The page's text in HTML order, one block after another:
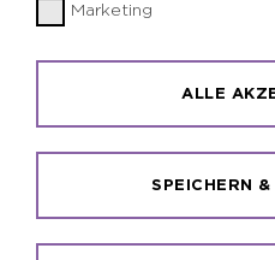
Rechts. Im Zentrum des
RVR steht das Wohl der
und Fakten zum RVR
Zum Verbandsgebiet
Marketing
ALLE
SPEICHERN &